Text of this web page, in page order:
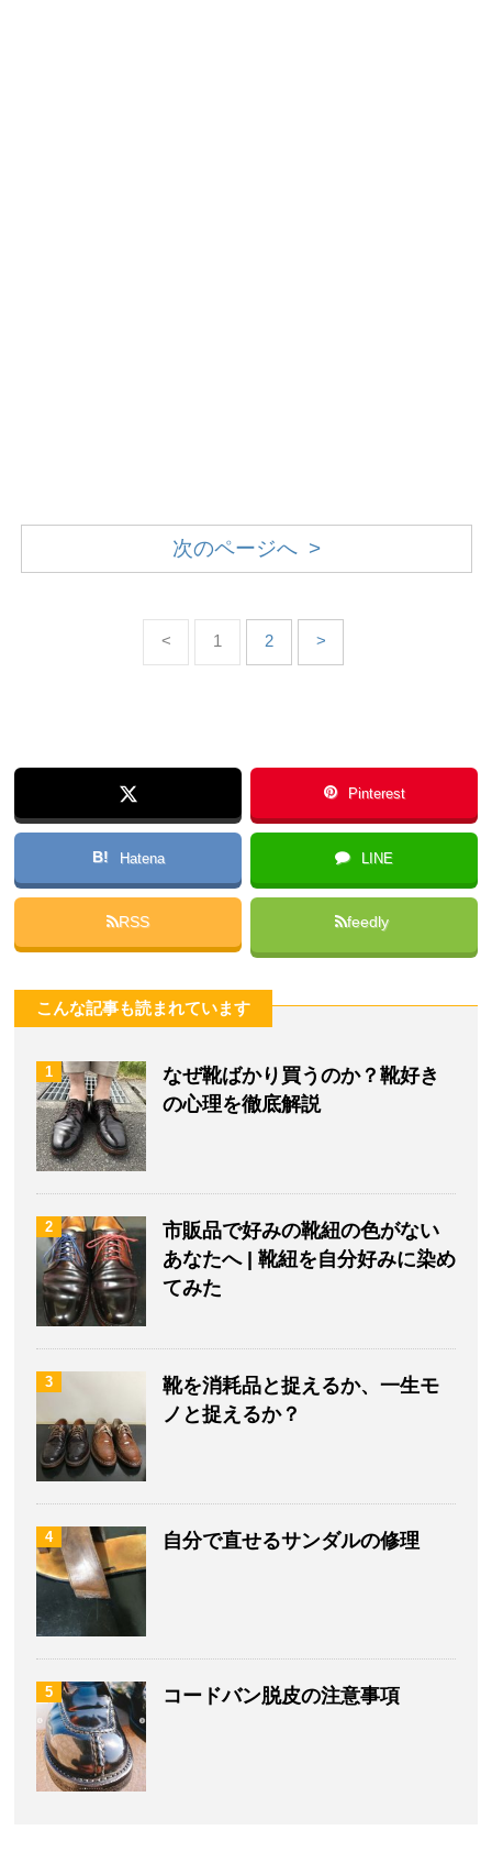
次のページへ >
< 1 2 >
Pinterest
B! Hatena LINE
RSS feedly
こんな記事も読まれています
1
なぜ靴ばかり買うのか？靴好き
の心理を徹底解説
2
市販品で好みの靴紐の色がない
あなたへ | 靴紐を自分好みに染め
てみた
3
靴を消耗品と捉えるか、一生モ
ノと捉えるか？
4 自分で直せるサンダルの修理
5 コードバン脱皮の注意事項